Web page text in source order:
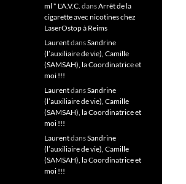
ml * L'A.V.C. dansArrêt de la
cigarette avec nicotines chez
LaserOstop à Reims
LaurentdansSandrine
(l’auxiliaire de vie), Camille
(SAMSAH), la Coordinatrice et
moi !!!
LaurentdansSandrine
(l’auxiliaire de vie), Camille
(SAMSAH), la Coordinatrice et
moi !!!
LaurentdansSandrine
(l’auxiliaire de vie), Camille
(SAMSAH), la Coordinatrice et
moi !!!